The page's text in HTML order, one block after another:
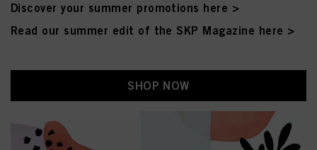
Discover your summer promotions here >
Read our summer edit of the SKP Magazine here >
SHOP NOW